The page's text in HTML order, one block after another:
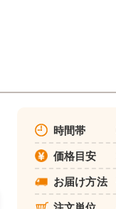
時間帯
価格目安
お届け方法